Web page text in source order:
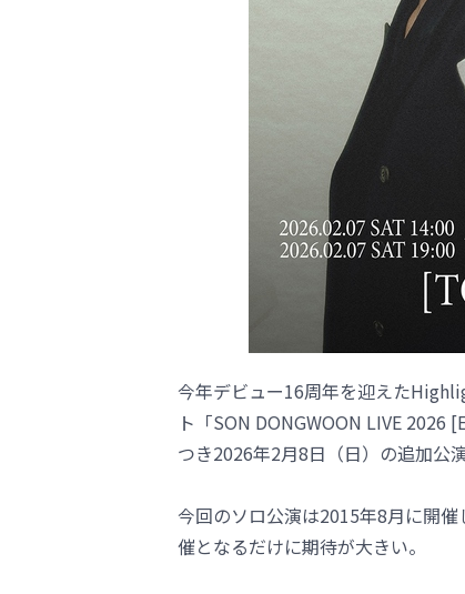
今年デビュー16周年を迎えた
ト「SON DONGWOON LIVE
つき2026年2月8日（日）の追加公
今回のソロ公演は2015年8月に開
催となるだけに期待が大きい。